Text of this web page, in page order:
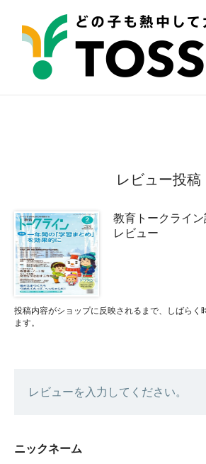
レビュー投稿
教育トークライ
レビュー
投稿内容がショップに反映されるまで、しばらく
ます。
レビューを入力してください。
ニックネーム